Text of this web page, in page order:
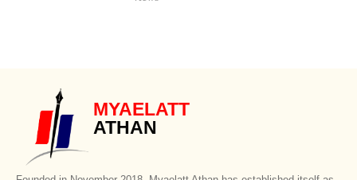
MYAELATT
ATHAN